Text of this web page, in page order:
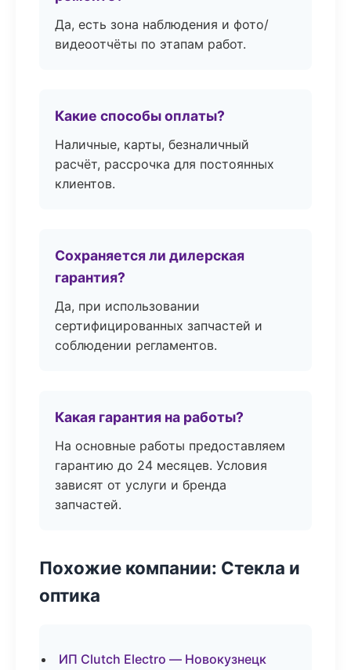
Да, есть зона наблюдения и фото/
видеоотчёты по этапам работ.
Какие способы оплаты?
Наличные, карты, безналичный
расчёт, рассрочка для постоянных
клиентов.
Сохраняется ли дилерская
гарантия?
Да, при использовании
сертифицированных запчастей и
соблюдении регламентов.
Какая гарантия на работы?
На основные работы предоставляем
гарантию до 24 месяцев. Условия
зависят от услуги и бренда
запчастей.
Похожие компании: Стекла и
оптика
ИП Clutch Electro — Новокузнецк